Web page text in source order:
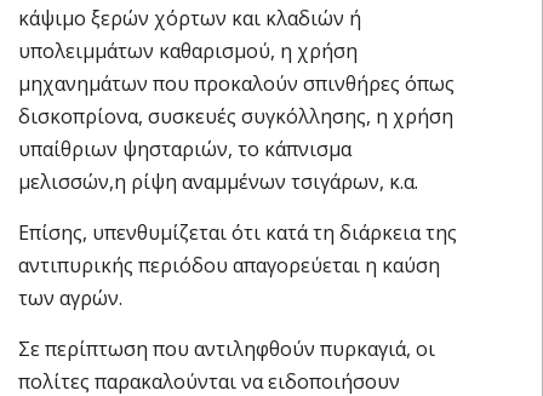
κάψιμο ξερών χόρτων και κλαδιών ή
υπολειμμάτων καθαρισμού, η χρήση
μηχανημάτων που προκαλούν σπινθήρες όπως
δισκοπρίονα, συσκευές συγκόλλησης, η χρήση
υπαίθριων ψησταριών, το κάπνισμα
μελισσών,η ρίψη αναμμένων τσιγάρων, κ.α.
Επίσης, υπενθυμίζεται ότι κατά τη διάρκεια της
αντιπυρικής περιόδου απαγορεύεται η καύση
των αγρών.
Σε περίπτωση που αντιληφθούν πυρκαγιά, οι
πολίτες παρακαλούνται να ειδοποιήσουν